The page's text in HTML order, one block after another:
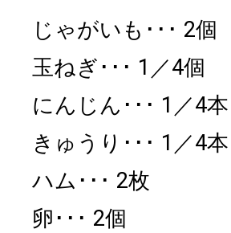
じゃがいも
2個
玉ねぎ
1／4個
にんじん
1／4本
きゅうり
1／4本
ハム
2枚
卵
2個